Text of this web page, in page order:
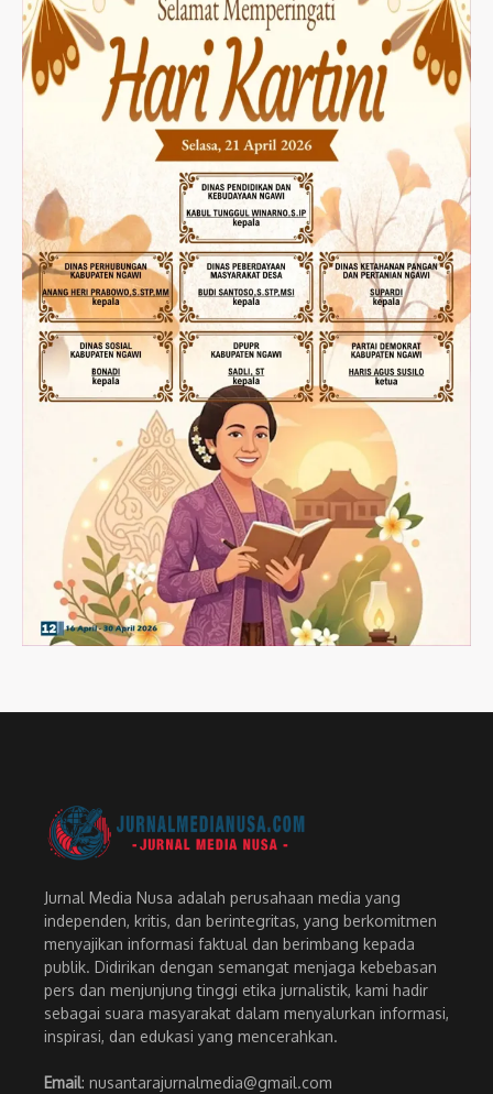
Jurnal Media Nusa adalah perusahaan media yang
independen, kritis, dan berintegritas, yang berkomitmen
menyajikan informasi faktual dan berimbang kepada
publik. Didirikan dengan semangat menjaga kebebasan
pers dan menjunjung tinggi etika jurnalistik, kami hadir
sebagai suara masyarakat dalam menyalurkan informasi,
inspirasi, dan edukasi yang mencerahkan.
Email: nusantarajurnalmedia@gmail.com